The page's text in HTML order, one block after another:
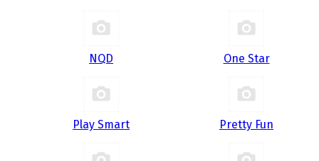
NQD One Star
Play Smart Pretty Fun